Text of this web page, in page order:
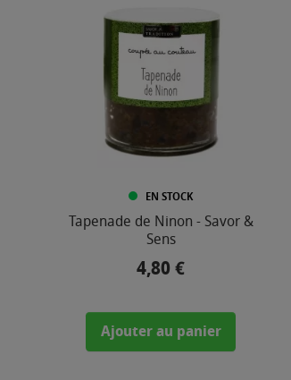
EN STOCK
Tapenade de Ninon - Savor &
Sens
Prix
4,80 €
Ajouter au panier